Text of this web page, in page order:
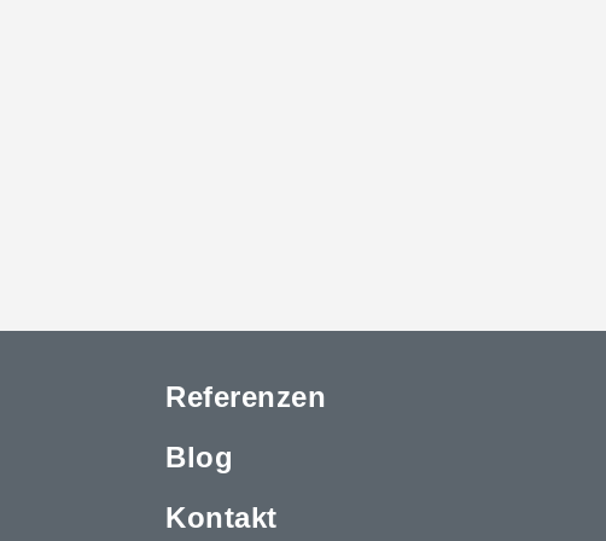
Referenzen
Blog
Kontakt